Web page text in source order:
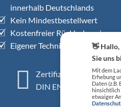
innerhalb Deutschlands
Kein Mindestbestellwert
Kostenfreier Rückholservice
Eigener Technischer
Zertifiziertes QM-
DIN EN ISO 13485
👋 Hallo,
Sie uns
Mit dem
Erhebung
Daten (z.B.
hinsichtlich
etwaiger